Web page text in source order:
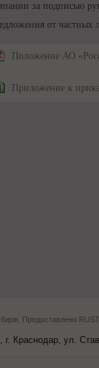
за подписью
от частных
Положение АО
Приложение к
Предоставлено
Краснодар, ул.